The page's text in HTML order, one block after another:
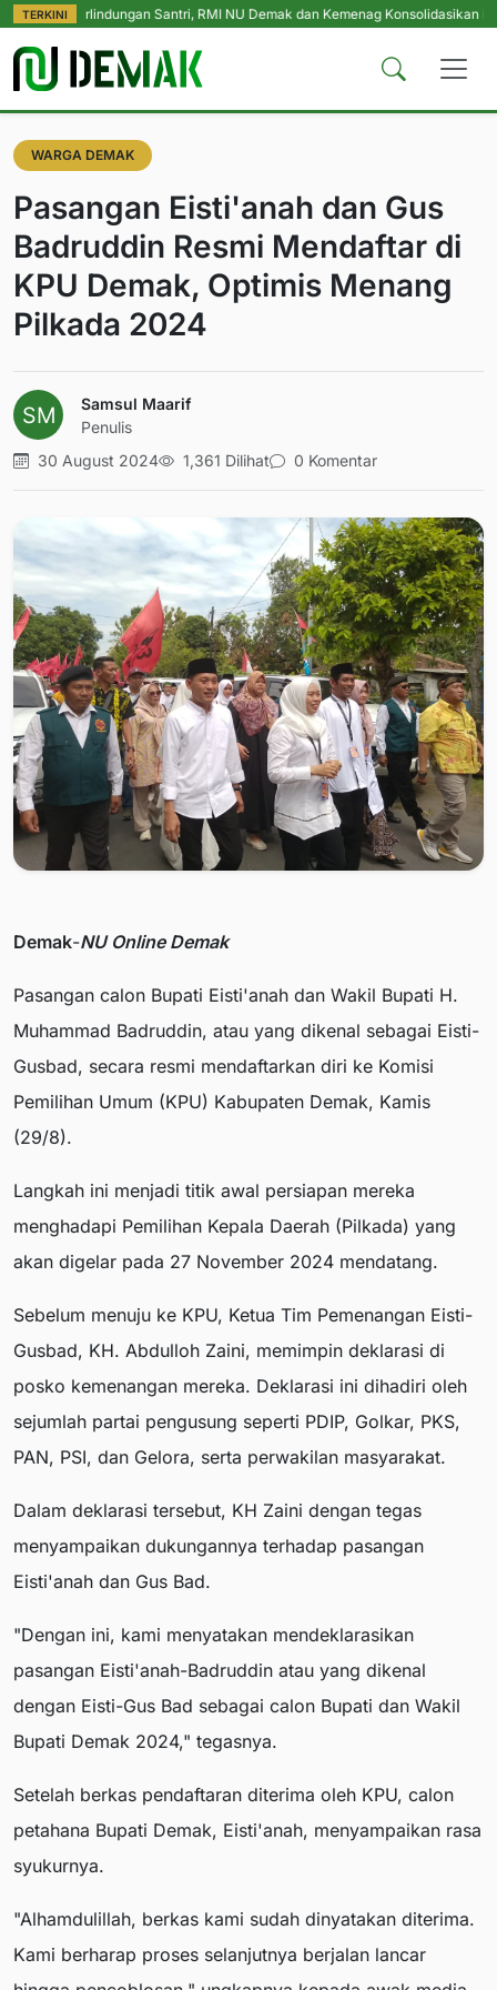
TERKINI Santri, RMI NU Demak dan Kemenag Konsolidasikan Pengasuh
WARGA DEMAK
Pasangan Eisti'anah dan Gus
Badruddin Resmi Mendaftar di
KPU Demak, Optimis Menang
Pilkada 2024
Samsul Maarif
Penulis
30 August 2024
1,361 Dilihat 0 Komentar
Demak-NU Online Demak
Pasangan calon Bupati Eisti'anah dan Wakil Bupati H.
Muhammad Badruddin, atau yang dikenal sebagai Eisti-
Gusbad, secara resmi mendaftarkan diri ke Komisi
Pemilihan Umum (KPU) Kabupaten Demak, Kamis
(29/8).
Langkah ini menjadi titik awal persiapan mereka
menghadapi Pemilihan Kepala Daerah (Pilkada) yang
akan digelar pada 27 November 2024 mendatang.
Sebelum menuju ke KPU, Ketua Tim Pemenangan Eisti-
Gusbad, KH. Abdulloh Zaini, memimpin deklarasi di
posko kemenangan mereka. Deklarasi ini dihadiri oleh
sejumlah partai pengusung seperti PDIP, Golkar, PKS,
PAN, PSI, dan Gelora, serta perwakilan masyarakat.
Dalam deklarasi tersebut, KH Zaini dengan tegas
menyampaikan dukungannya terhadap pasangan
Eisti'anah dan Gus Bad.
"Dengan ini, kami menyatakan mendeklarasikan
pasangan Eisti'anah-Badruddin atau yang dikenal
dengan Eisti-Gus Bad sebagai calon Bupati dan Wakil
Bupati Demak 2024," tegasnya.
Setelah berkas pendaftaran diterima oleh KPU, calon
petahana Bupati Demak, Eisti'anah, menyampaikan rasa
syukurnya.
"Alhamdulillah, berkas kami sudah dinyatakan diterima.
Kami berharap proses selanjutnya berjalan lancar